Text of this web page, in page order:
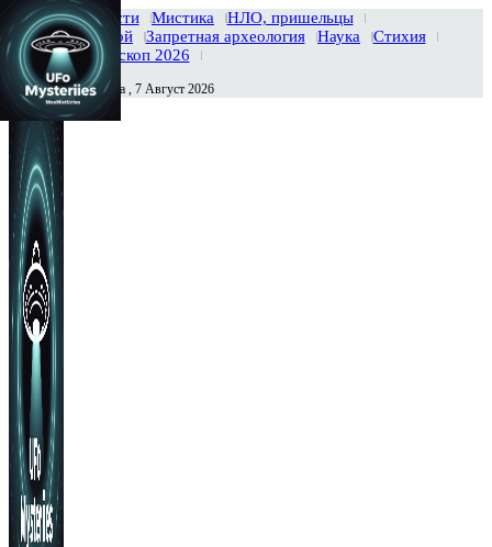
Главная Новости Мистика
НЛО, пришельцы
Тайны вселенной
Запретная археология Наука
Стихия
История
Гороскоп 2026
Сегодня Пятница , 7 Август 2026